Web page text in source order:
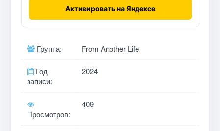
Активировать на Яндексе
Группа: From Another Life
Год
записи:
2024
Просмотров:
409